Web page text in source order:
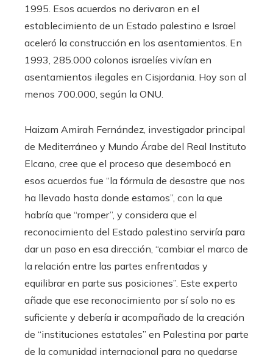
1995. Esos acuerdos no derivaron en el
establecimiento de un Estado palestino e Israel
aceleró la construcción en los asentamientos. En
1993, 285.000 colonos israelíes vivían en
asentamientos ilegales en Cisjordania. Hoy son al
menos 700.000, según la ONU.
Haizam Amirah Fernández, investigador principal
de Mediterráneo y Mundo Árabe del Real Instituto
Elcano, cree que el proceso que desembocó en
esos acuerdos fue “la fórmula de desastre que nos
ha llevado hasta donde estamos”, con la que
habría que “romper”, y considera que el
reconocimiento del Estado palestino serviría para
dar un paso en esa dirección, “cambiar el marco de
la relación entre las partes enfrentadas y
equilibrar en parte sus posiciones”. Este experto
añade que ese reconocimiento por sí solo no es
suficiente y debería ir acompañado de la creación
de “instituciones estatales” en Palestina por parte
de la comunidad internacional para no quedarse